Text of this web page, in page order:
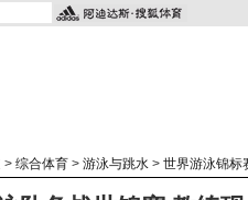
> 综合体育 > 游泳与跳水 > 世界游泳锦标